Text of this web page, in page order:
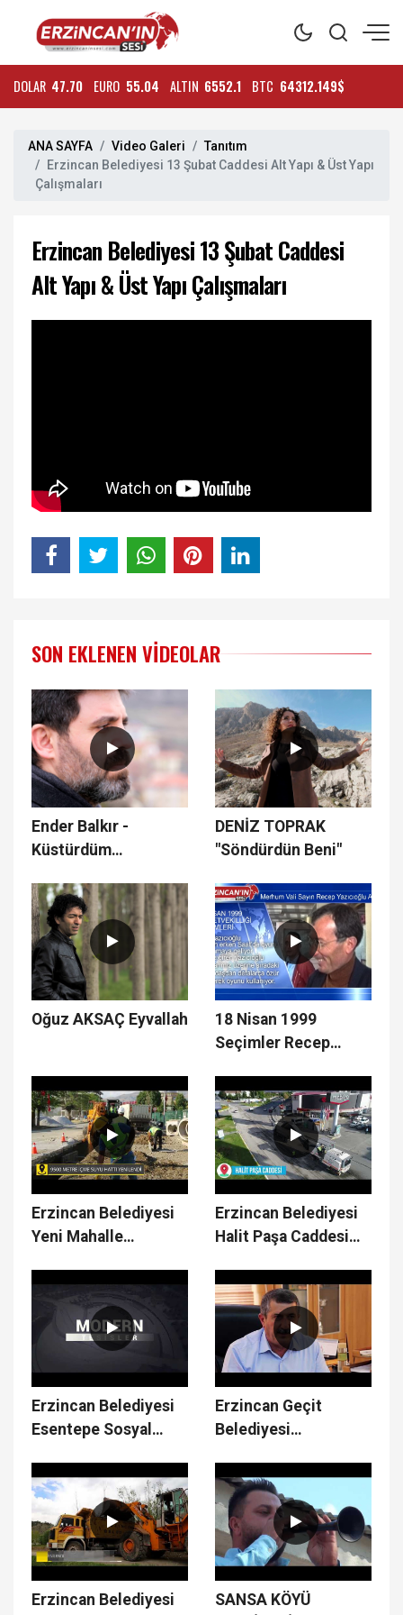
DOLAR 47.70 EURO 55.04 ALTIN 6552.1 BTC 64312.149$
ANA SAYFA Video Galeri
Tanıtım
Erzincan Belediyesi 13 Şubat Caddesi Alt Yapı & Üst Yapı
Çalışmaları
Erzincan Belediyesi 13 Şubat Caddesi
Alt Yapı & Üst Yapı Çalışmaları
SON EKLENEN VIDEOLAR
Ender Balkır -
Küstürdüm
DENİZ TOPRAK
"Söndürdün Beni"
Oğuz AKSAÇ Eyvallah
18 Nisan 1999
Seçimler Recep
Erzincan Belediyesi
Yeni Mahalle
Erzincan Belediyesi
Halit Paşa Caddesi
Erzincan Belediyesi
Esentepe Sosyal
Erzincan Geçit
Belediyesi
Erzincan Belediyesi
SANSA KÖYÜ